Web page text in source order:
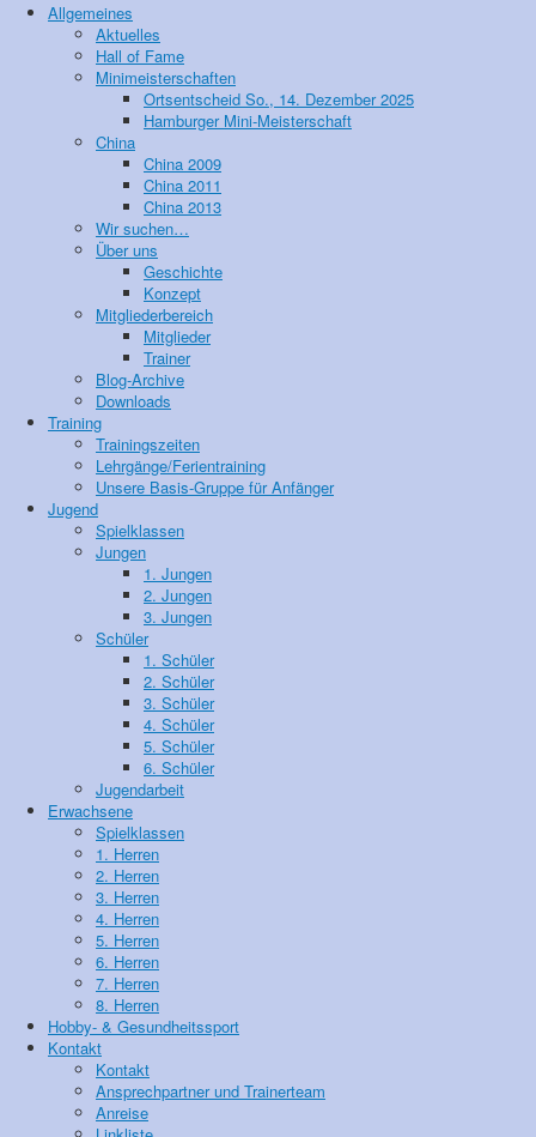
Allgemeines
Aktuelles
Hall of Fame
Minimeisterschaften
Ortsentscheid So., 14. Dezember 2025
Hamburger Mini-Meisterschaft
China
China 2009
China 2011
China 2013
Wir suchen…
Über uns
Geschichte
Konzept
Mitgliederbereich
Mitglieder
Trainer
Blog-Archive
Downloads
Training
Trainingszeiten
Lehrgänge/Ferientraining
Unsere Basis-Gruppe für Anfänger
Jugend
Spielklassen
Jungen
1. Jungen
2. Jungen
3. Jungen
Schüler
1. Schüler
2. Schüler
3. Schüler
4. Schüler
5. Schüler
6. Schüler
Jugendarbeit
Erwachsene
Spielklassen
1. Herren
2. Herren
3. Herren
4. Herren
5. Herren
6. Herren
7. Herren
8. Herren
Hobby- & Gesundheitssport
Kontakt
Kontakt
Ansprechpartner und Trainerteam
Anreise